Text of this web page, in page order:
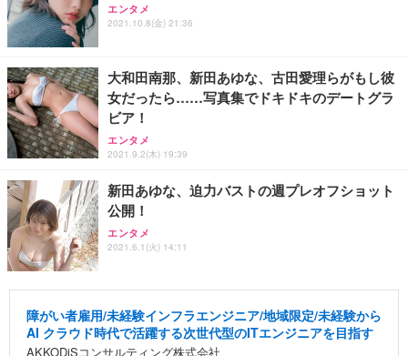
エンタメ
2021.10.8(金) 21:36
大和田南那、新田あゆな、古田愛理らがもし彼
女だったら……写真集でドキドキのデートグラ
ビア！
エンタメ
2021.9.2(木) 19:39
新田あゆな、迫力バストの週プレオフショット
公開！
エンタメ
2021.6.1(火) 14:11
障がい者雇用/未経験インフラエンジニア/地域限定/未経験から
AI クラウド時代で活躍する次世代型のITエンジニアを目指す
AKKODiSコンサルティング株式会社